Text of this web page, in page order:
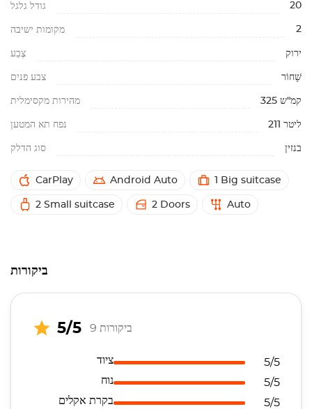
גודל גלגל 20
מקומות ישיבה 2
צֶבַע ירוק
צבע פנים שָׁחוֹר
מהירות מקסימלית 325 קמ"ש
נפח תא המטען 211 ליטר
סוג הדלק בנזין
CarPlay Android Auto 1 Big suitcase
2 Small suitcase 2 Doors Auto
ביקורות
5/5 9 ביקורות
ציוד
5/5
נוח
5/5
בקרת אקלים
5/5